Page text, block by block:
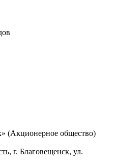
(Акционерное общество)
г. Благовещенск, ул.